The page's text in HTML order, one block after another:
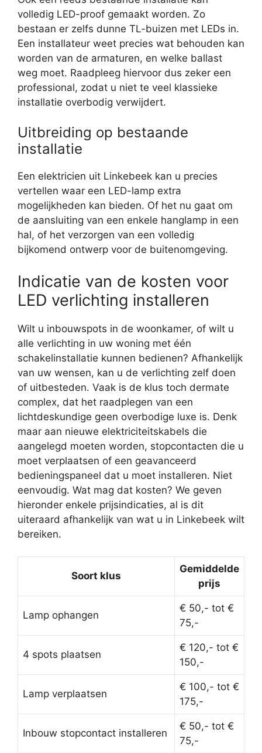
volledig LED-proof gemaakt worden. Zo
bestaan er zelfs dunne TL-buizen met LEDs in.
Een installateur weet precies wat behouden kan
worden van de armaturen, en welke ballast
weg moet. Raadpleeg hiervoor dus zeker een
professional, zodat u niet te veel klassieke
installatie overbodig verwijdert.
Uitbreiding op bestaande
installatie
Een elektricien uit Linkebeek kan u precies
vertellen waar een LED-lamp extra
mogelijkheden kan bieden. Of het nu gaat om
de aansluiting van een enkele hanglamp in een
hal, of het verzorgen van een volledig
bijkomend ontwerp voor de buitenomgeving.
Indicatie van de kosten voor
LED verlichting installeren
Wilt u inbouwspots in de woonkamer, of wilt u
alle verlichting in uw woning met één
schakelinstallatie kunnen bedienen? Afhankelijk
van uw wensen, kan u de verlichting zelf doen
of uitbesteden. Vaak is de klus toch dermate
complex, dat het raadplegen van een
lichtdeskundige geen overbodige luxe is. Denk
maar aan nieuwe elektriciteitskabels die
aangelegd moeten worden, stopcontacten die u
moet verplaatsen of een geavanceerd
bedieningspaneel dat u moet installeren. Niet
eenvoudig. Wat mag dat kosten? We geven
hieronder enkele prijsindicaties, al is dit
uiteraard afhankelijk van wat u in Linkebeek wilt
bereiken.
Soort klus
Gemiddelde
prijs
Lamp ophangen
€ 50,- tot €
75,-
4 spots plaatsen
€ 120,- tot €
150,-
Lamp verplaatsen
€ 100,- tot €
175,-
Inbouw stopcontact installeren
€ 50,- tot €
75,-